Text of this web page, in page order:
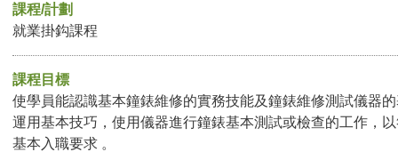
課程/計劃
就業掛鈎課程
課程目標
使學員能認識基本鐘錶維修的實務技能及鐘錶維修測試儀器
運用基本技巧，使用儀器進行鐘錶基本測試或檢查的工作，
基本入職要求 。